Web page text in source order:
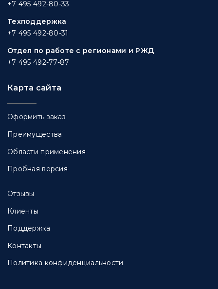
+7 495 492-80-33
Техподдержка
+7 495 492-80-31
Отдел по работе с регионами и РЖД
+7 495 492-77-87
Карта сайта
Оформить заказ
Преимущества
Области применения
Пробная версия
Отзывы
Клиенты
Поддержка
Контакты
Политика конфиденциальности